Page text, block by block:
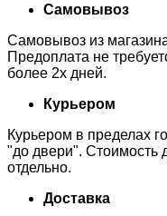
Самовывоз
Самовывоз из
Предоплата не
более 2х дней.
Курьером
Курьером в пределах
"до двери". Стоимость
отдельно.
Доставка